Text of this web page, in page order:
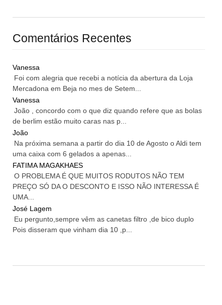
Comentários Recentes
Vanessa
Foi com alegria que recebi a notícia da abertura da Loja
Mercadona em Beja no mes de Setem...
Vanessa
João , concordo com o que diz quando refere que as bolas
de berlim estão muito caras nas p...
João
Na próxima semana a partir do dia 10 de Agosto o Aldi tem
uma caixa com 6 gelados a apenas...
FATIMA MAGAKHAES
O PROBLEMA É QUE MUITOS RODUTOS NÃO TEM
PREÇO SÓ DA O DESCONTO E ISSO NÃO INTERESSA É
UMA...
José Lagem
Eu pergunto,sempre vêm as canetas filtro ,de bico duplo
Pois disseram que vinham dia 10 ,p...